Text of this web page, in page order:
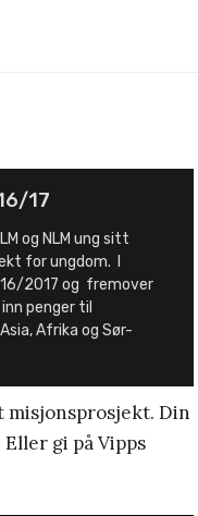
17
og NLM ung sitt
for ungdom. I
2017 og fremover
penger til
Afrika og Sør-
misjonsprosjekt. Din
gi på Vipps